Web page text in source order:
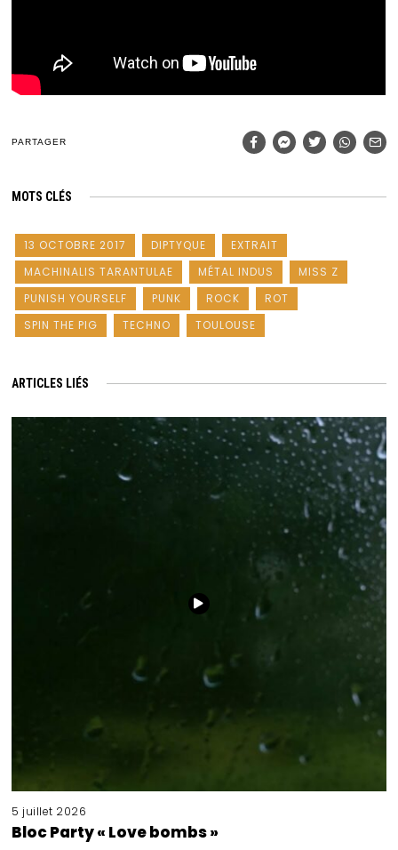
PARTAGER
MOTS CLÉS
13 OCTOBRE 2017 DIPTYQUE
EXTRAIT
MACHINALIS TARANTULAE
MÉTAL INDUS
MISS Z
PUNISH YOURSELF
PUNK ROCK
ROT
SPIN THE PIG
TECHNO TOULOUSE
ARTICLES LIÉS
5 juillet 2026
Bloc Party « Love bombs »